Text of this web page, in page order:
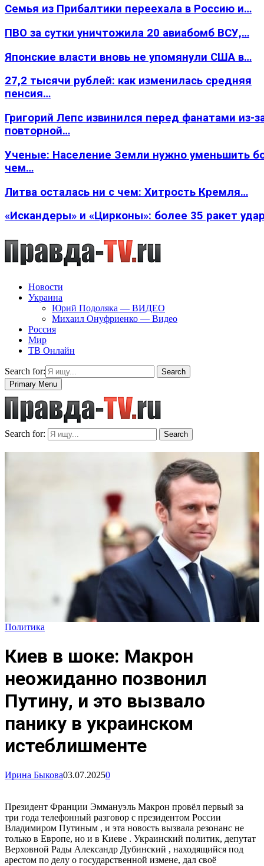
Семья из Прибалтики переехала в Россию и…
ПВО за сутки уничтожила 20 авиабомб ВСУ,…
Японские власти вновь не упомянули США в…
27,2 тысячи рублей: как изменилась средняя
пенсия…
Григорий Лепс извинился перед фанатами из-
повторной…
Ученые: Население Земли нужно уменьшить
чем…
Литва осталась ни с чем: Хитрость Кремля…
«Искандеры» и «Цирконы»: более 35 ракет
Новости
Украина
Юрий Подоляка — ВИДЕО
Михаил Онуфриенко — Видео
Россия
Мир
ТВ Онлайн
Search for:
Search
Primary Menu
Search for: Search
Политика
Киев в шоке: Макрон
неожиданно позвонил
Путину, и это вызвало
панику в украинском
истеблишменте
Ирина Быкова03.07.20250
Президент Франции Эммануэль Макрон провёл первый за
три года телефонный разговор с президентом России
Владимиром Путиным , и эта новость вызвала резонанс не
только в Европе, но и в Киеве . Украинский политик, депутат
Верховной Рады Александр Дубинский , находящийся под
арестом по делу о государственной измене, дал своё